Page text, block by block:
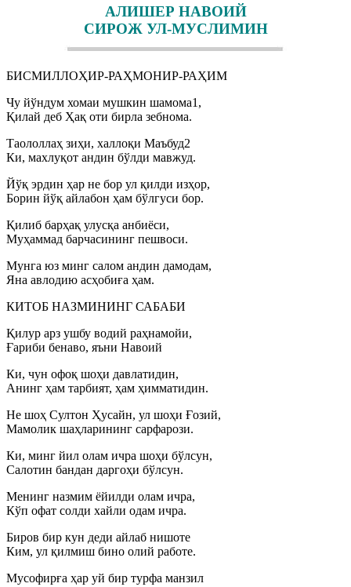
АЛИШЕР НАВОИЙ
СИРОЖ УЛ-МУСЛИМИН
БИСМИЛЛОҲИР-РАҲМОНИР-РАҲИМ
Чу йўндум хомаи мушкин шамома1,
Қилай деб Ҳақ оти бирла зебнома.
Таололлаҳ зиҳи, халлоқи Маъбуд2
Ки, махлуқот андин бўлди мавжуд.
Йўқ эрдин ҳар не бор ул қилди изҳор,
Борин йўқ айлабон ҳам бўлгуси бор.
Қилиб барҳақ улусқа анбиёси,
Муҳаммад барчасининг пешвоси.
Мунга юз минг салом андин дамодам,
Яна авлодию асҳобиға ҳам.
КИТОБ НАЗМИНИНГ САБАБИ
Қилур арз ушбу водий раҳнамойи,
Ғариби бенаво, яъни Навоий
Ки, чун офоқ шоҳи давлатидин,
Анинг ҳам тарбият, ҳам ҳимматидин.
Не шоҳ Султон Ҳусайн, ул шоҳи Ғозий,
Мамолик шаҳларининг сарфарози.
Ки, минг йил олам ичра шоҳи бўлсун,
Салотин бандан даргоҳи бўлсун.
Менинг назмим ёйилди олам ичра,
Кўп офат солди хайли одам ичра.
Биров бир кун деди айлаб нишоте
Ким, ул қилмиш бино олий работе.
Мусофирға ҳар уй бир турфа манзил